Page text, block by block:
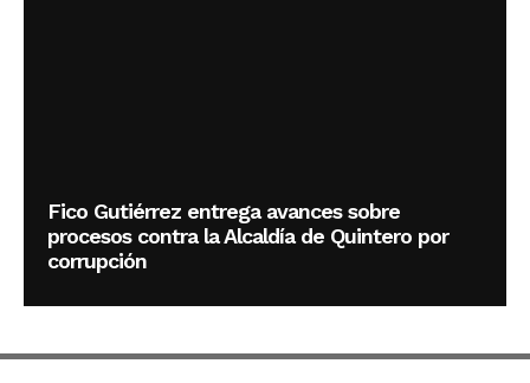
Fico Gutiérrez entrega avances sobre
procesos contra la Alcaldía de Quintero por
corrupción